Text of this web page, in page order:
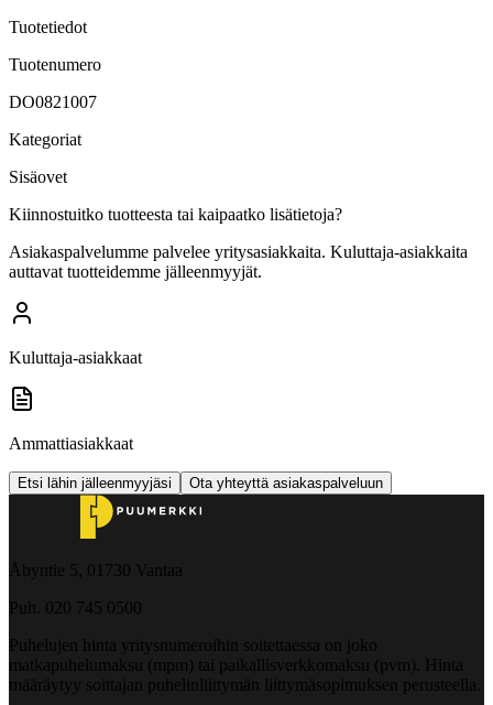
Tuotetiedot
Tuotenumero
DO0821007
Kategoriat
Sisäovet
Kiinnostuitko tuotteesta tai kaipaatko lisätietoja?
Asiakaspalvelumme palvelee yritysasiakkaita. Kuluttaja-asiakkaita
auttavat tuotteidemme jälleenmyyjät.
Kuluttaja-asiakkaat
Ammattiasiakkaat
Etsi lähin jälleenmyyjäsi Ota yhteyttä asiakaspalveluun
Åbyntie 5, 01730 Vantaa
Puh. 020 745 0500
Puhelujen hinta yritysnumeroihin soitettaessa on joko
matkapuhelumaksu (mpm) tai paikallisverkkomaksu (pvm). Hinta
määräytyy soittajan puhelinliittymän liittymäsopimuksen perusteella.